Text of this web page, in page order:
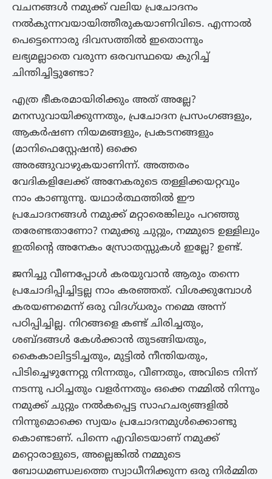
വചനങ്ങൾ നമുക്ക് വലിയ പ്രചോദനം
നൽകുന്നവയായിത്തീരുകയാണിവിടെ. എന്നാൽ
പെട്ടെന്നൊരു ദിവസത്തിൽ ഇതൊന്നും
ലഭ്യമല്ലാതെ വരുന്ന ഒരവസ്ഥയെ കുറിച്ച്
ചിന്തിച്ചിട്ടുണ്ടോ?
എത്ര ഭീകരമായിരിക്കും അത് അല്ലേ?
മനസുവായിക്കുന്നതും, പ്രചോദന പ്രസംഗങ്ങളും,
ആകർഷണ നിയമങ്ങളും, പ്രകടനങ്ങളും
(മാനിഫെസ്റ്റേഷൻ) ഒക്കെ
അരങ്ങുവാഴുകയാണിന്ന്. അത്തരം
വേദികളിലേക്ക് അനേകരുടെ തള്ളിക്കയറ്റവും
നാം കാണുന്നു. യഥാർത്ഥത്തിൽ ഈ
പ്രചോദനങ്ങൾ നമുക്ക് മറ്റാരെങ്കിലും പറഞ്ഞു
തരേണ്ടതാണോ? നമുക്കു ചുറ്റും, നമ്മുടെ ഉള്ളിലും
ഇതിൻ്റെ അനേകം സ്രോതസ്സുകൾ ഇല്ലേ? ഉണ്ട്.
ജനിച്ചു വീണപ്പോൾ കരയുവാൻ ആരും തന്നെ
പ്രചോദിപ്പിച്ചിട്ടല്ല നാം കരഞ്ഞത്. വിശക്കുമ്പോൾ
കരയണമെന്ന് ഒരു വിദഗ്ധരും നമ്മെ അന്ന്
പഠിപ്പിച്ചില്ല. നിറങ്ങളെ കണ്ട് ചിരിച്ചതും,
ശബ്‌ദങ്ങൾ കേൾക്കാൻ തുടങ്ങിയതും,
കൈകാലിട്ടടിച്ചതും, മുട്ടിൽ നീന്തിയതും,
പിടിച്ചെഴുന്നേറ്റു നിന്നതും, വീണതും, അവിടെ നിന്ന്
നടന്നു പഠിച്ചതും വളർന്നതും ഒക്കെ നമ്മിൽ നിന്നും
നമുക്ക് ചുറ്റും നൽകപ്പെട്ട സാഹചര്യങ്ങളിൽ
നിന്നുമൊക്കെ സ്വയം പ്രചോദനമുൾക്കൊണ്ടു
കൊണ്ടാണ്. പിന്നെ എവിടെയാണ് നമുക്ക്
മറ്റൊരാളുടെ, അല്ലെങ്കിൽ നമ്മുടെ
ബോധമണ്ഡലത്തെ സ്വാധീനിക്കുന്ന ഒരു നിർമ്മിത